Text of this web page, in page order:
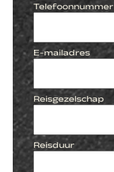
Telefoonnummer
E-mailadres
Reisgezelschap
Reisduur